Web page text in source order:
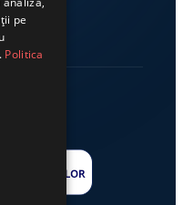
pe
Politica